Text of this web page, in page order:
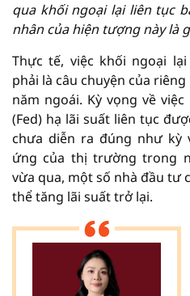
qua khối ngoại lại liên tục
nhân của hiện tượng này là
Thực tế, việc khối ngoại
phải là câu chuyện của
năm ngoái. Kỳ vọng về
(Fed) hạ lãi suất liên tục
chưa diễn ra đúng như kỳ
ứng của thị trường trong
vừa qua, một số nhà đầu tư
thể tăng lãi suất trở lại.